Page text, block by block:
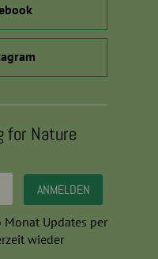
for Nature
Updates per
wieder